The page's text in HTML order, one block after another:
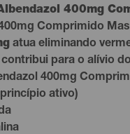
400mg
Comprimido
atua eliminando
para o alívio
400mg
ativo)